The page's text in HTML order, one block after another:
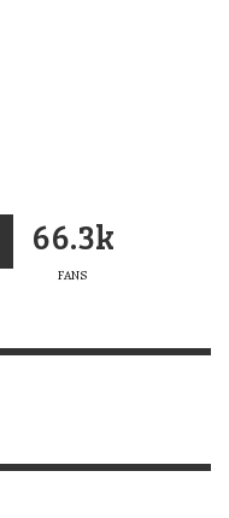
66.3k
FANS